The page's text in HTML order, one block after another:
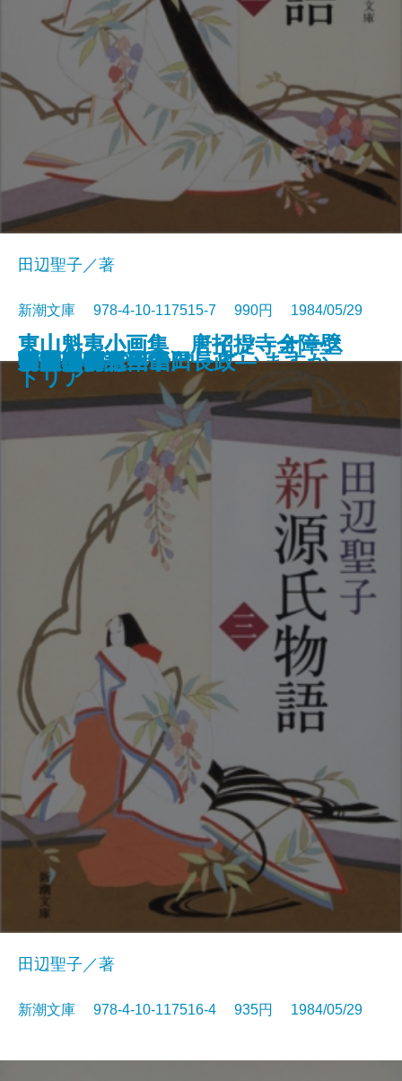
数学者の言葉では
ギリシア神話を知っていますか
一瞬の夏〔上〕
一瞬の夏〔下〕
時雨みち
音楽
東山魁夷小画集 唐招提寺全障壁
画
姥ざかり
新源氏物語〔上〕
新源氏物語〔中〕
田辺聖子／著
新潮文庫 978-4-10-117515-7 990円 1984/05/29
新源氏物語〔下〕
田辺聖子／著
新潮文庫 978-4-10-117516-4 935円 1984/05/29
東山魁夷小画集 ドイツ・オース
トリア
菊月夜
王国への道―山田長政―
日曜日の万年筆
春秋山伏記
言葉の海へ
富豪刑事
胡蝶の夢 三
胡蝶の夢 四